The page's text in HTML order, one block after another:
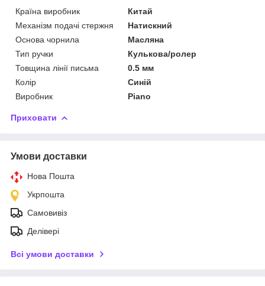
Країна виробник
Китай
Механізм подачі стержня
Натискний
Основа чорнила
Масляна
Тип ручки
Кулькова/ролер
Товщина лінії письма
0.5 мм
Колір
Синій
Виробник
Piano
Приховати
Умови доставки
Нова Пошта
Укрпошта
Самовивіз
Делівері
Всі умови доставки